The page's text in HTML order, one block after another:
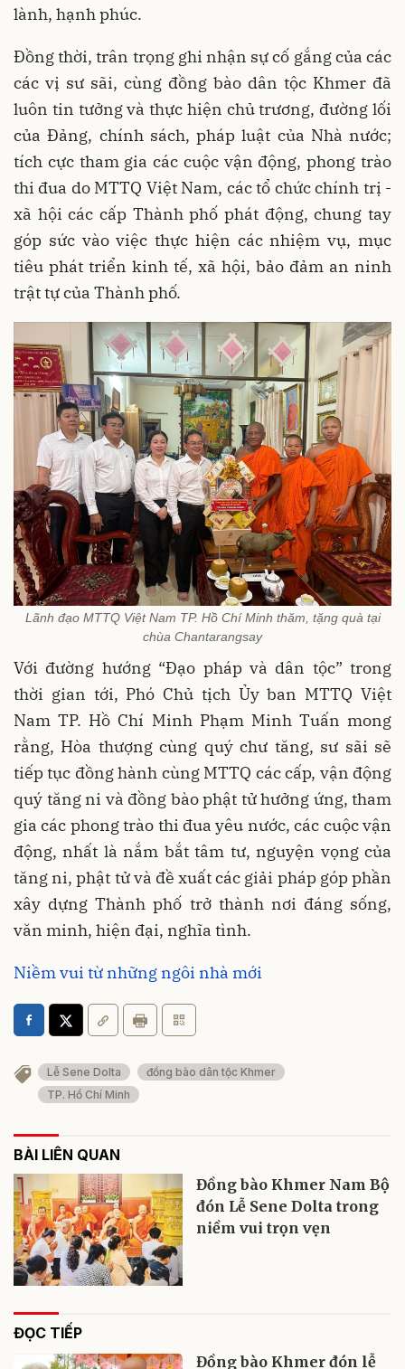
lành, hạnh phúc.
Đồng thời, trân trọng ghi nhận sự cố gắng của các
các vị sư sãi, cùng đồng bào dân tộc Khmer đã
luôn tin tưởng và thực hiện chủ trương, đường lối
của Đảng, chính sách, pháp luật của Nhà nước;
tích cực tham gia các cuộc vận động, phong trào
thi đua do MTTQ Việt Nam, các tổ chức chính trị -
xã hội các cấp Thành phố phát động, chung tay
góp sức vào việc thực hiện các nhiệm vụ, mục
tiêu phát triển kinh tế, xã hội, bảo đảm an ninh
trật tự của Thành phố.
Lãnh đạo MTTQ Việt Nam TP. Hồ Chí Minh thăm, tặng quà tại
chùa Chantarangsay
Với đường hướng “Đạo pháp và dân tộc” trong
thời gian tới, Phó Chủ tịch Ủy ban MTTQ Việt
Nam TP. Hồ Chí Minh Phạm Minh Tuấn mong
rằng, Hòa thượng cùng quý chư tăng, sư sãi sẽ
tiếp tục đồng hành cùng MTTQ các cấp, vận động
quý tăng ni và đồng bào phật tử hưởng ứng, tham
gia các phong trào thi đua yêu nước, các cuộc vận
động, nhất là nắm bắt tâm tư, nguyện vọng của
tăng ni, phật tử và đề xuất các giải pháp góp phần
xây dựng Thành phố trở thành nơi đáng sống,
văn minh, hiện đại, nghĩa tình.
Niềm vui từ những ngôi nhà mới
Lễ Sene Dolta
đồng bào dân tộc Khmer
TP. Hồ Chí Minh
BÀI LIÊN QUAN
Đồng bào Khmer Nam Bộ
đón Lễ Sene Dolta trong
niềm vui trọn vẹn
ĐỌC TIẾP
Đồng bào Khmer đón lễ